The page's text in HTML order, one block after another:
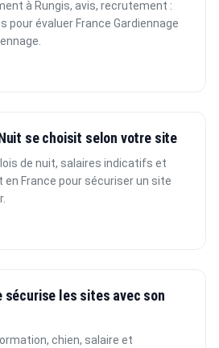
à Rungis, avis, recrutement :
pour évaluer France Gardiennage
se choisit selon votre site
de nuit, salaires indicatifs et
en France pour sécuriser un site
sécurise les sites avec son
chien, salaire et